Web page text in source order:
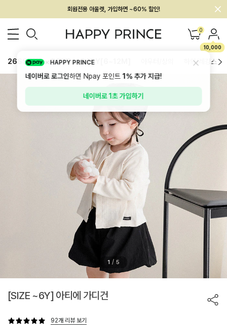
멤버십 최대 28,000원 혜택
0
10,000
26SS 신상 BEST BABY[6~12M] 하의/레깅스
1 / 5
[SIZE ~6Y] 아티에 가디건
92개 리뷰 보기
HAPPY PRINCE
네이버로 로그인하면 Npay 포인트1%추가 지급!
네이버로 1초 가입하기